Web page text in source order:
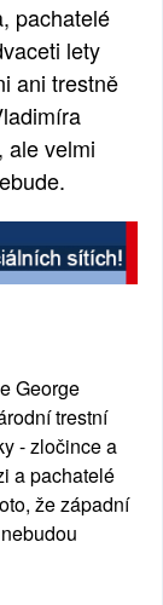
pachatelé
lety
ani trestně
ale velmi
George
trestní
- zločince a
a pachatelé
že západní